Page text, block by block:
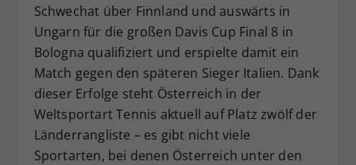
Schwechat über Finnland und auswärts in
Ungarn für die großen Davis Cup Final 8 in
Bologna qualifiziert und erspielte damit ein
Match gegen den späteren Sieger Italien. Dank
dieser Erfolge steht Österreich in der
Weltsportart Tennis aktuell auf Platz zwölf der
Länderrangliste – es gibt nicht viele
Sportarten, bei denen Österreich unter den